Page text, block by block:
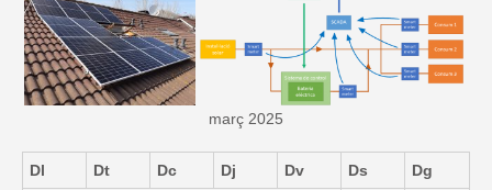
març 2025
Dl Dt Dc Dj Dv Ds Dg